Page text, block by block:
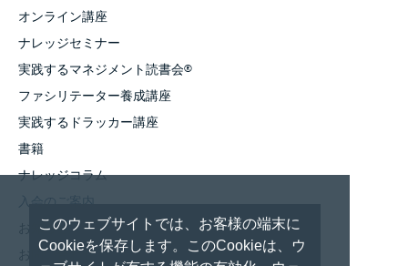
このウェブサイトでは、お客様の端末に
Cookieを保存します。このCookieは、ウ
オンライン講座
ナレッジセミナー
実践するマネジメント読書会®
ファシリテーター養成講座
実践するドラッカー講座
書籍
ナレッジコラム
入会のご案内
お知らせ
お問い合わせ